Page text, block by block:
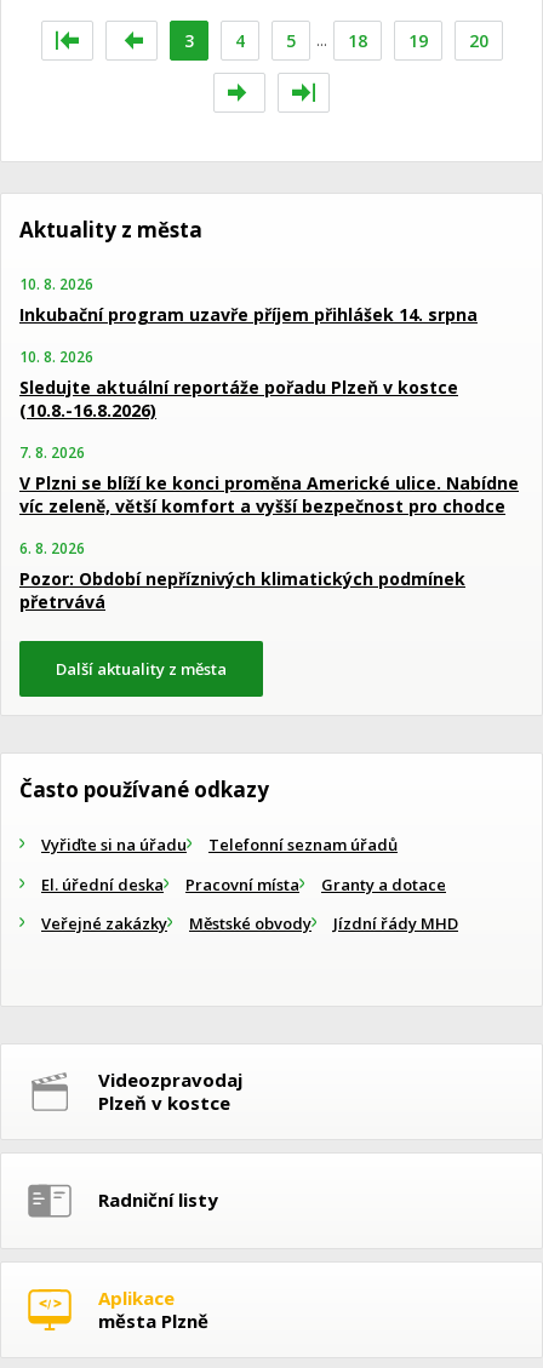
3 4 5 ... 18 19 20
Aktuality z města
10. 8. 2026
Inkubační program uzavře příjem přihlášek 14. srpna
10. 8. 2026
Sledujte aktuální reportáže pořadu Plzeň v kostce
(10.8.-16.8.2026)
7. 8. 2026
V Plzni se blíží ke konci proměna Americké ulice. Nabídne
víc zeleně, větší komfort a vyšší bezpečnost pro chodce
6. 8. 2026
Pozor: Období nepříznivých klimatických podmínek
přetrvává
Další aktuality z města
Často používané odkazy
Vyřiďte si na úřadu
Telefonní seznam úřadů
El. úřední deska
Pracovní místa
Granty a dotace
Veřejné zakázky
Městské obvody Jízdní řády MHD
Videozpravodaj
Plzeň v kostce
Radniční listy
Aplikace
města Plzně